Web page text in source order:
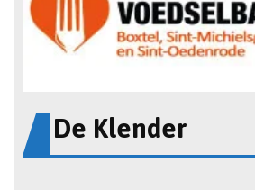
De Klender